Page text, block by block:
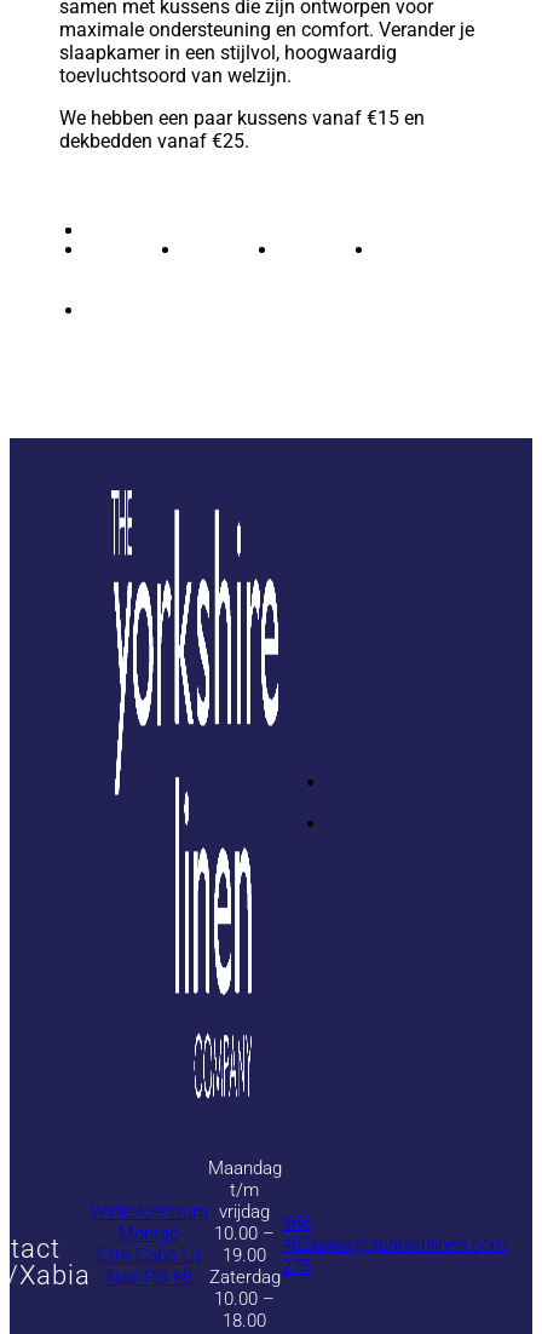
samen met kussens die zijn ontworpen voor
maximale ondersteuning en comfort. Verander je
slaapkamer in een stijlvol, hoogwaardig
toevluchtsoord van welzijn.
We hebben een paar kussens vanaf €15 en
dekbedden vanaf €25.
Xabia
Winkelcentrum
Montgó
Ctra Cabo La
Nao Plá 68
Maandag
t/m
vrijdag
10.00 –
19.00
Zaterdag
10.00 –
18.00
966
462
275
javea@spanishlinen.com